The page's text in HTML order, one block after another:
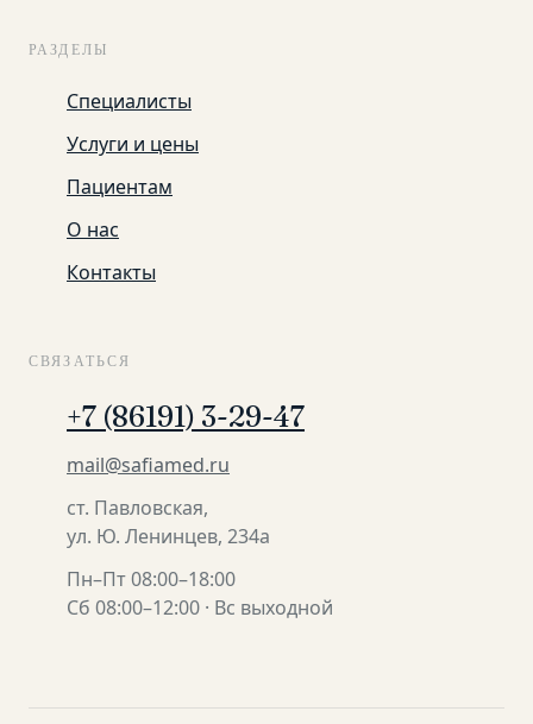
РАЗДЕЛЫ
Специалисты
Услуги и цены
Пациентам
О нас
Контакты
СВЯЗАТЬСЯ
+7 (86191) 3-29-47
mail@safiamed.ru
ст. Павловская,
ул. Ю. Ленинцев, 234а
Пн–Пт 08:00–18:00
Сб 08:00–12:00 · Вс выходной